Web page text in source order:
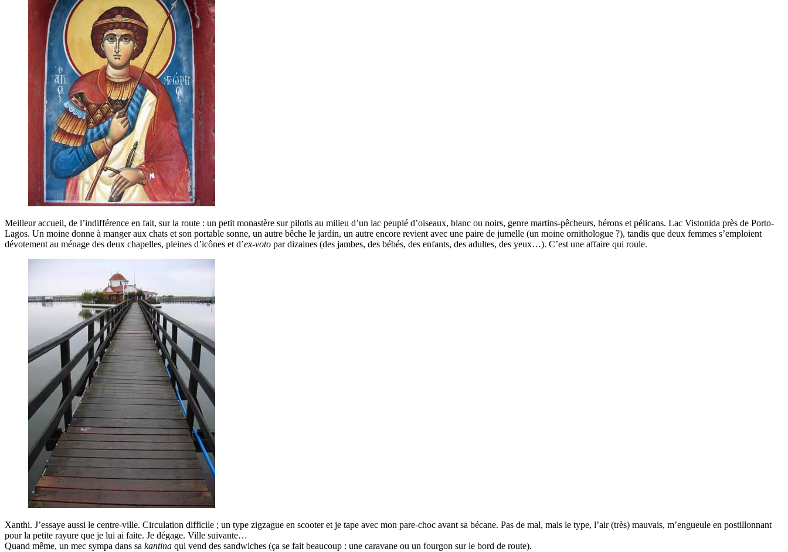
Meilleur accueil, de l’indifférence en fait, sur la route : un petit monastère sur pilotis au milieu d’un lac peuplé d’oiseaux, blanc ou noirs, genre martins-pêcheurs, hérons et pélicans. Lac Vistonida près de Porto-
Lagos. Un moine donne à manger aux chats et son portable sonne, un autre bêche le jardin, un autre encore revient avec une paire de jumelle (un moine ornithologue ?), tandis que deux femmes s’emploient
dévotement au ménage des deux chapelles, pleines d’icônes et d’ex-voto par dizaines (des jambes, des bébés, des enfants, des adultes, des yeux…). C’est une affaire qui roule.
Xanthi. J’essaye aussi le centre-ville. Circulation difficile ; un type zigzague en scooter et je tape avec mon pare-choc avant sa bécane. Pas de mal, mais le type, l’air (très) mauvais, m’engueule en postillonnant
pour la petite rayure que je lui ai faite. Je dégage. Ville suivante…
Quand même, un mec sympa dans sa kantina qui vend des sandwiches (ça se fait beaucoup : une caravane ou un fourgon sur le bord de route).